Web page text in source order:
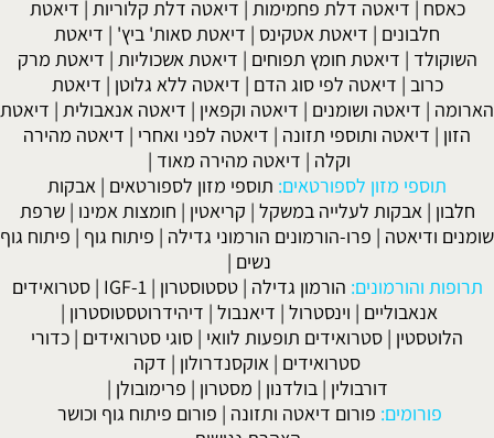
כאסח | דיאטה דלת פחמימות | דיאטה דלת קלוריות | דיאטת
חלבונים | דיאטת אטקינס | דיאטת סאות' ביץ' | דיאטת
השוקולד | דיאטת חומץ תפוחים | דיאטת אשכוליות | דיאטת מרק
כרוב | דיאטה לפי סוג הדם | דיאטה ללא גלוטן | דיאטת
הארומה | דיאטה ושומנים | דיאטה וקפאין | דיאטה אנאבולית | דיאטת
הזון | דיאטה ותוספי תזונה | דיאטה לפני ואחרי | דיאטה מהירה
וקלה | דיאטה מהירה מאוד |
תוספי מזון לספורטאים: תוספי מזון לספורטאים | אבקות
חלבון |אבקות לעלייה במשקל | קריאטין | חומצות אמינו |שרפת
שומנים ודיאטה | פרו-הורמונים הורמוני גדילה | פיתוח גוף | פיתוח גוף
נשים |
תרופות והורמונים: הורמון גדילה |טסטוסטרון |
IGF-1
|סטרואידים
אנאבוליים | וינסטרול | דיאנבול | דיהידרוטסטוסטרון |
הלוטסטין | סטרואידים תופעות לוואי | סוגי סטרואידים | כדורי
סטרואידים | אוקסנדרולון | דקה
דורבולין |בולדנון | מסטרון | פרימובולן |
פורומים: פורום דיאטה ותזונה | פורום פיתוח גוף וכושר